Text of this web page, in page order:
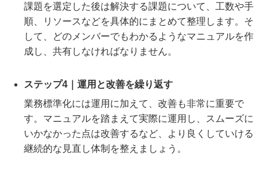
課題を選定した後は解決する課題について、工数や手
順、リソースなどを具体的にまとめて整理します。そ
して、どのメンバーでもわかるようなマニュアルを作
成し、共有しなければなりません。
ステップ4｜運用と改善を繰り返す
業務標準化には運用に加えて、改善も非常に重要で
す。マニュアルを踏まえて実際に運用し、スムーズに
いかなかった点は改善するなど、より良くしていける
継続的な見直し体制を整えましょう。